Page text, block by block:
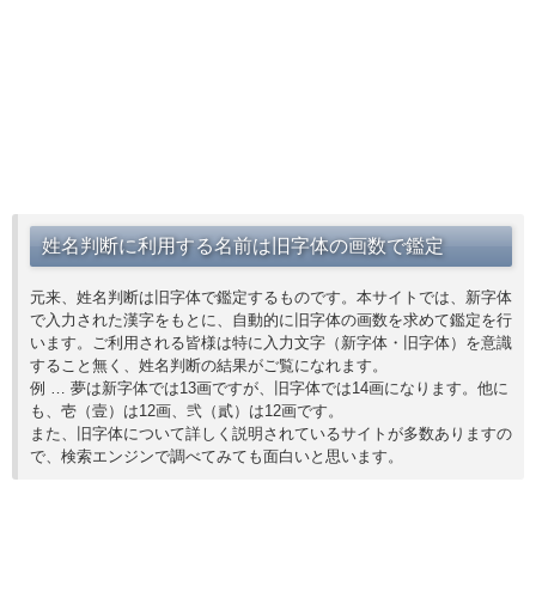
姓名判断に利用する名前は旧字体の画数で鑑定
元来、姓名判断は旧字体で鑑定するものです。本サイトでは、新字体
で入力された漢字をもとに、自動的に旧字体の画数を求めて鑑定を行
います。ご利用される皆様は特に入力文字（新字体・旧字体）を意識
すること無く、姓名判断の結果がご覧になれます。
例 … 夢は新字体では13画ですが、旧字体では14画になります。他に
も、壱（壹）は12画、弐（貳）は12画です。
また、旧字体について詳しく説明されているサイトが多数ありますの
で、検索エンジンで調べてみても面白いと思います。